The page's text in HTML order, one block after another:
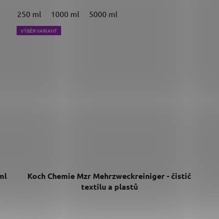
250 ml 1000 ml 5000 ml
VÝBĚR VARIANT
Koch Chemie Mzr Mehrzweckreiniger - čistič
textilu a plastů